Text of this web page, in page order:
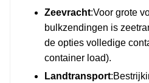
Zeevracht:Voor grote
bulkzendingen is
de opties volledige
container load).
Landtransport